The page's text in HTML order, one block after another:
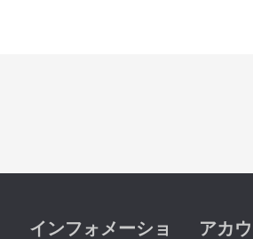
インフォメーショ
アカ